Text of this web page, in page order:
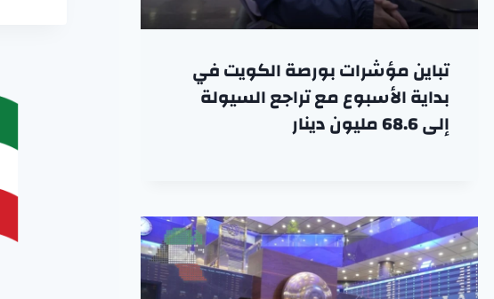
تباين مؤشرات بورصة الكويت في
بداية الأسبوع مع تراجع السيولة
إلى 68.6 مليون دينار